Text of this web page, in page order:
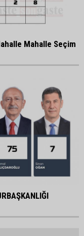
Mahalle Seçim